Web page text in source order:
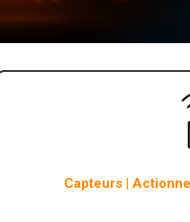
Capteurs |